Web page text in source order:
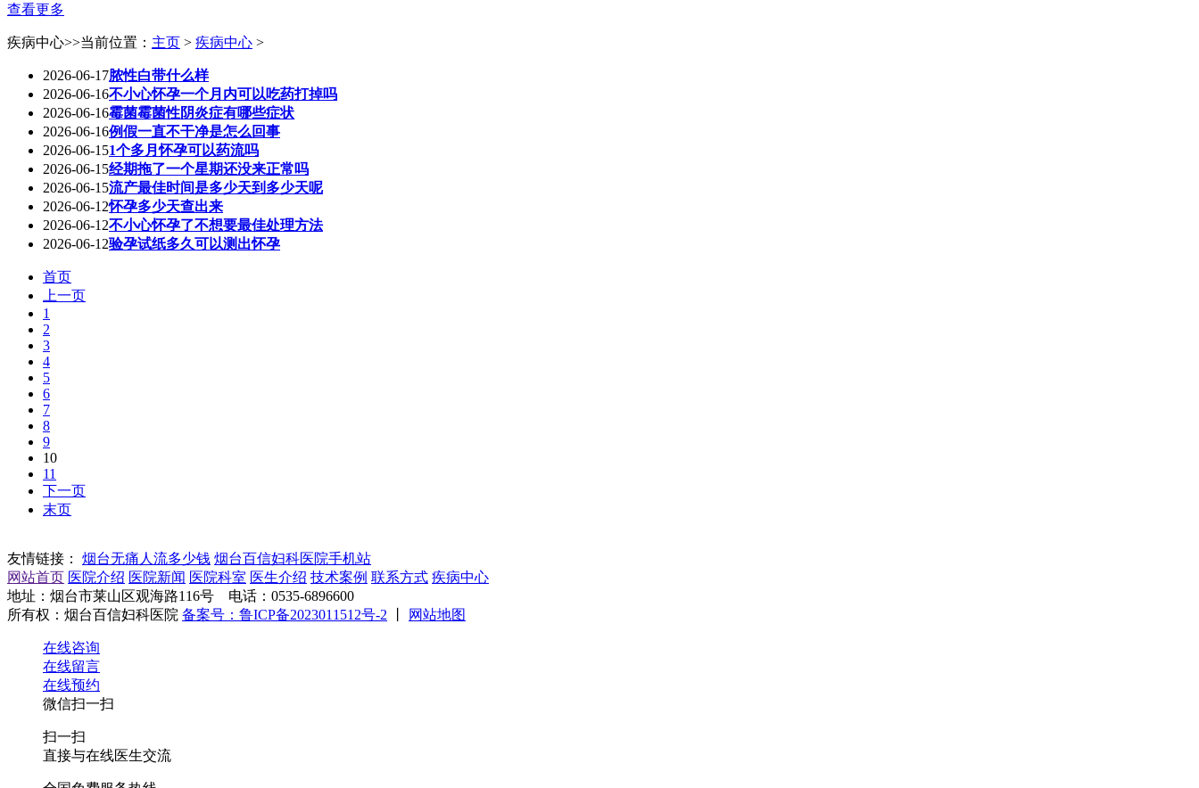
查看更多
疾病中心>>当前位置： 主页 > 疾病中心 >
2026-06-17脓性白带什么样
2026-06-16不小心怀孕一个月内可以吃药打掉吗
2026-06-16霉菌霉菌性阴炎症有哪些症状
2026-06-16例假一直不干净是怎么回事
2026-06-151个多月怀孕可以药流吗
2026-06-15经期拖了一个星期还没来正常吗
2026-06-15流产最佳时间是多少天到多少天呢
2026-06-12怀孕多少天查出来
2026-06-12不小心怀孕了不想要最佳处理方法
2026-06-12验孕试纸多久可以测出怀孕
首页
上一页
1
2
3
4
5
6
7
8
9
10
11
下一页
末页
友情链接： 烟台无痛人流多少钱 烟台百信妇科医院手机站
网站首页 医院介绍 医院新闻 医院科室 医生介绍 技术案例 联系方式 疾病中心
地址：烟台市莱山区观海路116号 电话：0535-6896600
所有权：烟台百信妇科医院 备案号：鲁ICP备2023011512号-2 网站地图
在线咨询
在线留言
在线预约
微信扫一扫
扫一扫
直接与在线医生交流